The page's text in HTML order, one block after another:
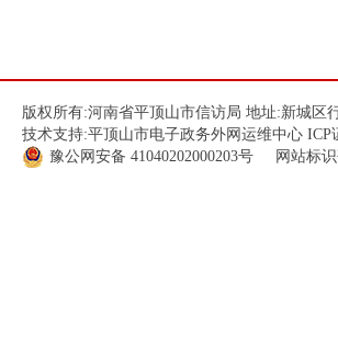
版权所有:河南省平顶山市信访局 地址:新城区
技术支持:平顶山市电子政务外网运维中心 ICP
豫公网安备 41040202000203号 网站标识